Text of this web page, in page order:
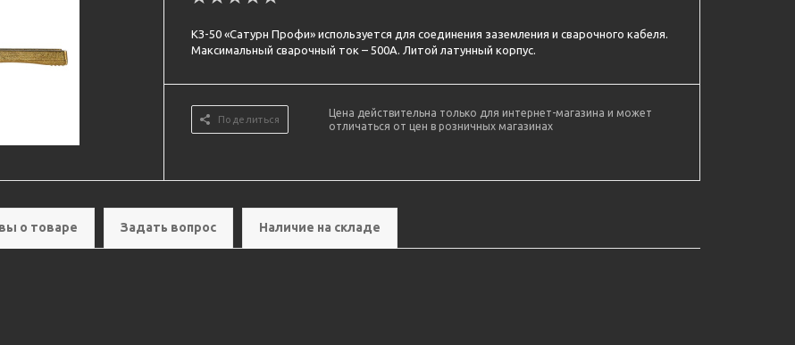
КЗ-50 «Сатурн Профи» используется для соединения заземления и сварочного кабеля.
Максимальный сварочный ток – 500А. Литой латунный корпус.
Поделиться
Цена действительна только для интернет-магазина и может
отличаться от цен в розничных магазинах
о товаре Задать вопрос Наличие на складе